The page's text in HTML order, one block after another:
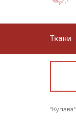
Ткани
"Купава"